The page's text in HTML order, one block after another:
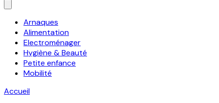
Arnaques
Alimentation
Electroménager
Hygiène & Beauté
Petite enfance
Mobilité
Accueil